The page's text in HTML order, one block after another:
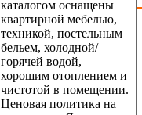
каталогом оснащены
квартирной мебелью,
техникой, постельным
бельем, холодной/
горячей водой,
хорошим отоплением и
чистотой в помещении.
Ценовая политика на